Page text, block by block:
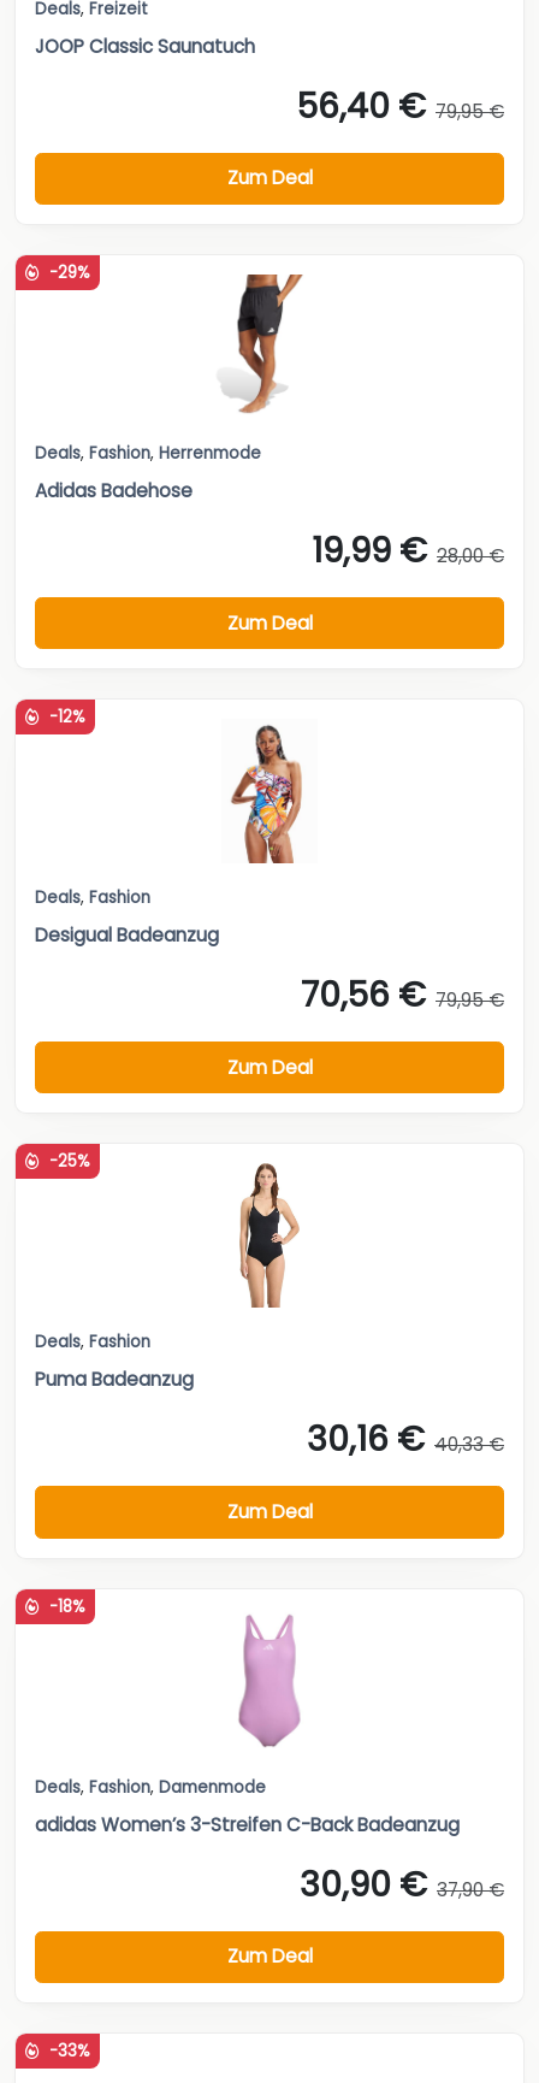
Deals, Freizeit
JOOP Classic Saunatuch
56,40 € 79,95 €
Zum Deal
-29%
Deals, Fashion, Herrenmode
Adidas Badehose
19,99 € 28,00 €
Zum Deal
-12%
Deals, Fashion
Desigual Badeanzug
70,56 € 79,95 €
Zum Deal
-25%
Deals, Fashion
Puma Badeanzug
30,16 € 40,33 €
Zum Deal
-18%
Deals, Fashion, Damenmode
adidas Women’s 3-Streifen C-Back Badeanzug
30,90 € 37,90 €
Zum Deal
-33%